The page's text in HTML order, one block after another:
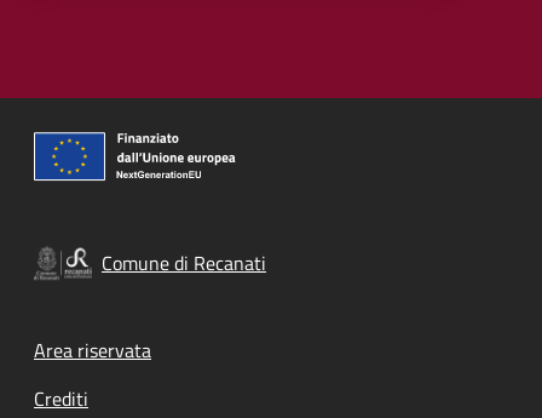
Comune di Recanati
Footer menu
Area riservata
Crediti